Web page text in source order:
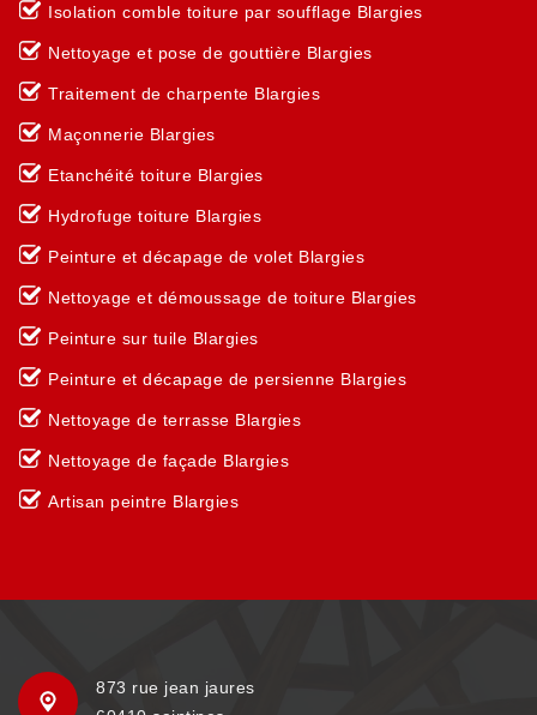
Isolation comble toiture par soufflage Blargies
Nettoyage et pose de gouttière Blargies
Traitement de charpente Blargies
Maçonnerie Blargies
Etanchéité toiture Blargies
Hydrofuge toiture Blargies
Peinture et décapage de volet Blargies
Nettoyage et démoussage de toiture Blargies
Peinture sur tuile Blargies
Peinture et décapage de persienne Blargies
Nettoyage de terrasse Blargies
Nettoyage de façade Blargies
Artisan peintre Blargies
873 rue jean jaures